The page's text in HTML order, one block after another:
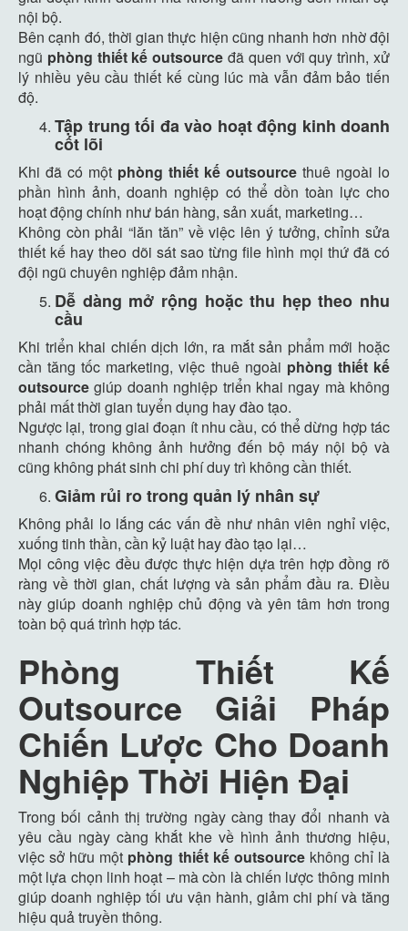
nội bộ.
Bên cạnh đó, thời gian thực hiện cũng nhanh hơn nhờ đội
ngũ phòng thiết kế outsource đã quen với quy trình, xử
lý nhiều yêu cầu thiết kế cùng lúc mà vẫn đảm bảo tiến
độ.
Tập trung tối đa vào hoạt động kinh doanh
cốt lõi
Khi đã có một phòng thiết kế outsource thuê ngoài lo
phần hình ảnh, doanh nghiệp có thể dồn toàn lực cho
hoạt động chính như bán hàng, sản xuất, marketing…
Không còn phải “lăn tăn” về việc lên ý tưởng, chỉnh sửa
thiết kế hay theo dõi sát sao từng file hình mọi thứ đã có
đội ngũ chuyên nghiệp đảm nhận.
Dễ dàng mở rộng hoặc thu hẹp theo nhu
cầu
Khi triển khai chiến dịch lớn, ra mắt sản phẩm mới hoặc
cần tăng tốc marketing, việc thuê ngoài phòng thiết kế
outsource giúp doanh nghiệp triển khai ngay mà không
phải mất thời gian tuyển dụng hay đào tạo.
Ngược lại, trong giai đoạn ít nhu cầu, có thể dừng hợp tác
nhanh chóng không ảnh hưởng đến bộ máy nội bộ và
cũng không phát sinh chi phí duy trì không cần thiết.
Giảm rủi ro trong quản lý nhân sự
Không phải lo lắng các vấn đề như nhân viên nghỉ việc,
xuống tinh thần, cần kỷ luật hay đào tạo lại…
Mọi công việc đều được thực hiện dựa trên hợp đồng rõ
ràng về thời gian, chất lượng và sản phẩm đầu ra. Điều
này giúp doanh nghiệp chủ động và yên tâm hơn trong
toàn bộ quá trình hợp tác.
Phòng Thiết Kế
Outsource Giải Pháp
Chiến Lược Cho Doanh
Nghiệp Thời Hiện Đại
Trong bối cảnh thị trường ngày càng thay đổi nhanh và
yêu cầu ngày càng khắt khe về hình ảnh thương hiệu,
việc sở hữu một phòng thiết kế outsourcekhông chỉ là
một lựa chọn linh hoạt – mà còn là chiến lược thông minh
giúp doanh nghiệp tối ưu vận hành, giảm chi phí và tăng
hiệu quả truyền thông.